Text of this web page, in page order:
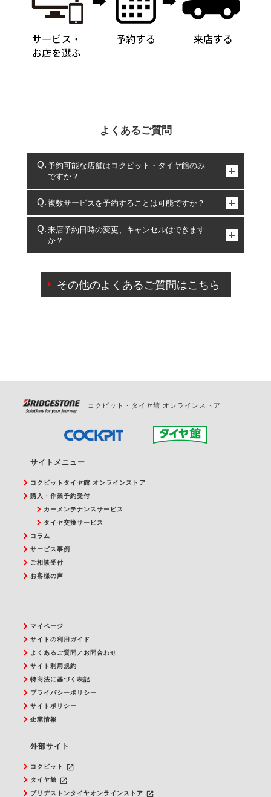
よくあるご質問
予約可能な店舗はコクピット・タイヤ館のみ
ですか？
コクピット・タイヤ館のみとなります。
複数サービスを予約することは可能ですか？
複数サービスのご予約は可能です。
一部の商品・サービスの組み合わせに限り、同時にご予約が
出来ないものもございます。
来店予約日時の変更、キャンセルはできます
か？
ご来店予約日の3営業日前を過ぎている場合のご予約
の日時変更につきましては、直接ご予約の店舗まで
その他のよくあるご質問はこちら
コクピット・タイヤ館 オンラインストア
サイトメニュー
コクピットタイヤ館 オンラインストア
購入・作業予約受付
カーメンテナンスサービス
タイヤ交換サービス
コラム
サービス事例
ご相談受付
お客様の声
マイページ
サイトの利用ガイド
よくあるご質問／お問合わせ
サイト利用規約
特商法に基づく表記
プライバシーポリシー
サイトポリシー
企業情報
外部サイト
コクピット launch
タイヤ館 launch
ブリヂストンタイヤオンラインストア launch